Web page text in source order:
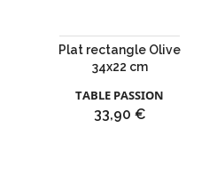
Plat rectangle Olive
34x22 cm
TABLE PASSION
Prix
33,90 €